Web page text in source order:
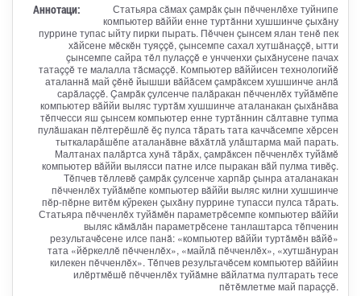
Аннотаци:
Статьяра сăмах çамрăк çын пĕчченлĕхе туйнипе
компьютер вăййи енне туртăнни хушшинче çыхăну
пуррине тупас ыйту пирки пырать. Пĕччен çынсем ялан тенĕ пек
хăйсене мĕскĕн туяççĕ, çынсемпе сахал хутшăнаççĕ, ытти
çынсемпе сайра тĕл пулаççĕ е унчченхи çыхăнусене пачах
татаççĕ те малалла тăсмаççĕ. Компьютер вăййисен технологийĕ
аталаннă май çĕнĕ йышши вăйăсем çамрăксем хушшинче анлă
сарăлаççĕ. Çамрăк çулсенче палăракан пĕчченлĕх туйăмĕпе
компьютер вăййи выляс туртăм хушшинче аталанакан çыхăнăва
тĕпчесси яш çынсем компьютер енне туртăннин сăлтавне тупма
пулăшакан пĕлтерĕшлĕ ĕç пулса тăрать тата каччăсемпе хĕрсен
тыткаларăшĕпе аталанăвне вăхăтлă улăштарма май парать.
Малтанах палăртса хунă тăрăх, çамрăксен пĕчченлĕх туйăмĕ
компьютер вăййи вылясси патне илсе пыракан вăй пулма тивĕç.
Тĕпчев тĕллевĕ çамрăк çулсенче харпăр çынра аталанакан
пĕчченлĕх туйăмĕпе компьютер вăййи выляс килни хушшинче
пĕр-пĕрне витĕм кӳрекен çыхăну пуррине тупасси пулса тăрать.
Статьяра пĕчченлĕх туйăмĕн параметрĕсемпе компьютер вăййи
выляс кăмăлăн параметрĕсене танлаштарса тĕпченин
результачĕсене илсе панă: «компьютер вăййи туртăмĕн вăйĕ»
тата «йĕркеллĕ пĕчченлĕх», «майлă пĕчченлĕх», «хутшăнуран
килекен пĕчченлĕх». Тĕпчев результачĕсем компьютер вăййин
илĕртмĕшĕ пĕчченлĕх туйăмне вăйлатма пултарать тесе
пĕтĕмлетме май параççĕ.